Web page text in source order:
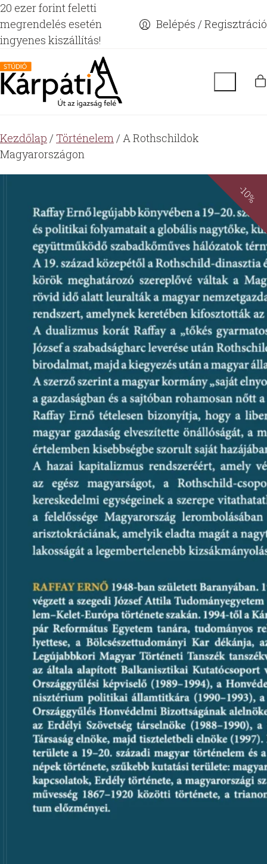
20 ezer forint feletti
megrendelés esetén
ingyenes kiszállítás!
Belépés / Regisztráció
Kezdőlap /Történelem/ A Rothschildok
Magyarországon
-10%